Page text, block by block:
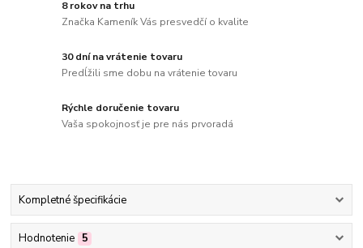
8 rokov na trhu
Značka Kameník Vás presvedčí o kvalite
30 dní na vrátenie tovaru
Predĺžili sme dobu na vrátenie tovaru
Rýchle doručenie tovaru
Vaša spokojnosť je pre nás prvoradá
Kompletné špecifikácie
Hodnotenie 5